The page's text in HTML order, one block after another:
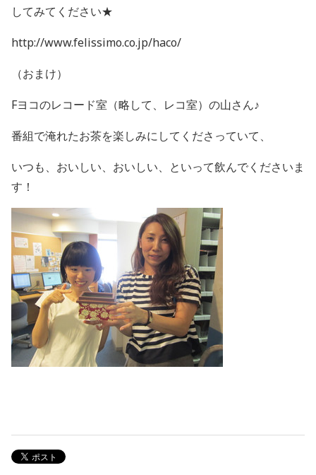
してみてください★
http://www.felissimo.co.jp/haco/
（おまけ）
Fヨコのレコード室（略して、レコ室）の山さん♪
番組で淹れたお茶を楽しみにしてくださっていて、
いつも、おいしい、おいしい、といって飲んでくださいま
す！